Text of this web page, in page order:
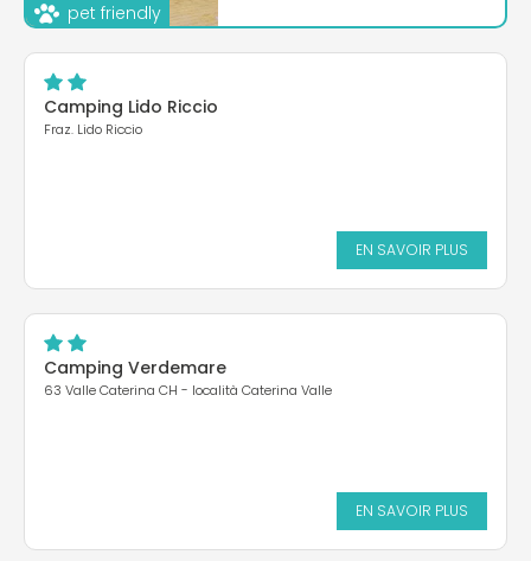
pet friendly
Camping Lido Riccio
Fraz. Lido Riccio
EN SAVOIR PLUS
Camping Verdemare
63 Valle Caterina CH - località Caterina Valle
EN SAVOIR PLUS